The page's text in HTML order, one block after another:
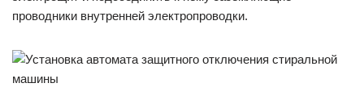
проводники внутренней электропроводки.